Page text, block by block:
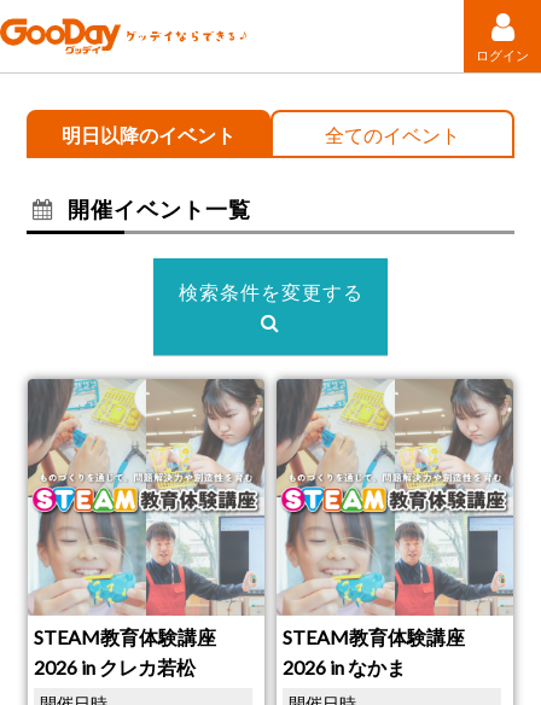
ログイン
明日以降のイベント 全てのイベント
開催イベント一覧
検索条件を変更する
STEAM教育体験講座
2026 in クレカ若松
STEAM教育体験講座
2026 in なかま